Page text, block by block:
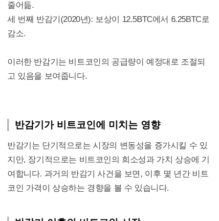
줄어듦.
세 번째 반감기(2020년): 보상이 12.5BTC에서 6.25BTC로
감소.
이러한 반감기는 비트코인의 공급량이 예정대로 조절되
고 있음을 보여줍니다.
반감기가 비트코인에 미치는 영향
반감기는 단기적으로는 시장의 변동성을 증가시킬 수 있
지만, 장기적으로는 비트코인의 희소성과 가치 상승에 기
여합니다. 과거의 반감기 사건을 보면, 이후 몇 년간 비트
코인 가격이 상승하는 경향을 볼 수 있습니다.